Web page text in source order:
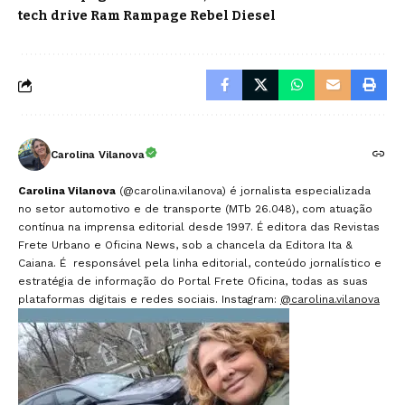
tech drive Ram Rampage Rebel Diesel
Carolina Vilanova
Carolina Vilanova (@carolina.vilanova) é jornalista especializada
no setor automotivo e de transporte (MTb 26.048), com atuação
contínua na imprensa editorial desde 1997. É editora das Revistas
Frete Urbano e Oficina News, sob a chancela da Editora Ita &
Caiana. É responsável pela linha editorial, conteúdo jornalístico e
estratégia de informação do Portal Frete Oficina, todas as suas
plataformas digitais e redes sociais. Instagram: @carolina.vilanova